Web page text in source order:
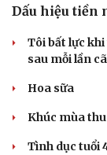
Dấu hiệu tiền
Tôi bất lực
sau mỗi lần
Hoa sữa
Khúc mùa thu
Tình dục tuổi